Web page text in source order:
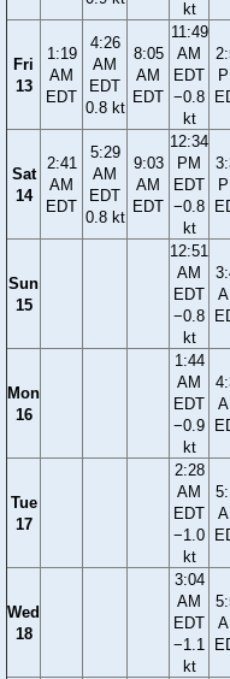
kt
Fri
13
1:19
AM
EDT
4:26
AM
EDT
0.8 kt
8:05
AM
EDT
11:49
AM
EDT
−0.8
kt
Sat
14
2:41
AM
EDT
5:29
AM
EDT
0.8 kt
9:03
AM
EDT
12:34
PM
EDT
−0.8
kt
Sun
15
12:51
AM
EDT
−0.8
kt
Mon
16
1:44
AM
EDT
−0.9
kt
Tue
17
2:28
AM
EDT
−1.0
kt
Wed
18
3:04
AM
EDT
−1.1
kt